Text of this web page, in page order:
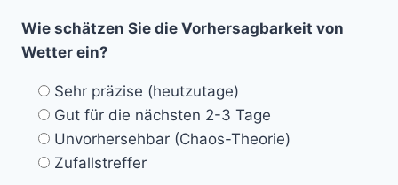
Wie schätzen Sie die Vorhersagbarkeit von
Wetter ein?
Sehr präzise (heutzutage)
Gut für die nächsten 2-3 Tage
Unvorhersehbar (Chaos-Theorie)
Zufallstreffer